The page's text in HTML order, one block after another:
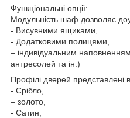
Функціональні опції:
Модульність шаф дозволяє
- Висувними ящиками,
- Додатковими полицями,
– індивідуальним
антресолей та ін.)
Профілі дверей представлені
- Срібло,
– золото,
- Сатин,